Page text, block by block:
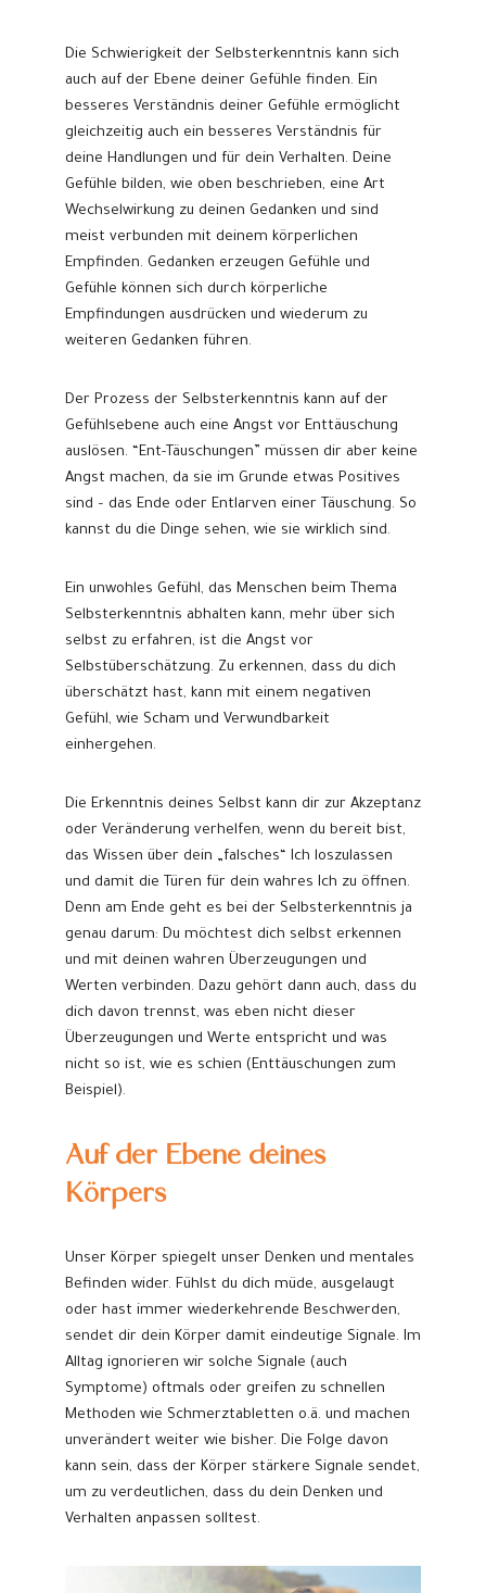
Die Schwierigkeit der Selbsterkenntnis kann sich
auch auf der Ebene deiner Gefühle finden. Ein
besseres Verständnis deiner Gefühle ermöglicht
gleichzeitig auch ein besseres Verständnis für
deine Handlungen und für dein Verhalten. Deine
Gefühle bilden, wie oben beschrieben, eine Art
Wechselwirkung zu deinen Gedanken und sind
meist verbunden mit deinem körperlichen
Empfinden. Gedanken erzeugen Gefühle und
Gefühle können sich durch körperliche
Empfindungen ausdrücken und wiederum zu
weiteren Gedanken führen.
Der Prozess der Selbsterkenntnis kann auf der
Gefühlsebene auch eine Angst vor Enttäuschung
auslösen. “Ent-Täuschungen” müssen dir aber keine
Angst machen, da sie im Grunde etwas Positives
sind – das Ende oder Entlarven einer Täuschung. So
kannst du die Dinge sehen, wie sie wirklich sind.
Ein unwohles Gefühl, das Menschen beim Thema
Selbsterkenntnis abhalten kann, mehr über sich
selbst zu erfahren, ist die Angst vor
Selbstüberschätzung. Zu erkennen, dass du dich
überschätzt hast, kann mit einem negativen
Gefühl, wie Scham und Verwundbarkeit
einhergehen.
Die Erkenntnis deines Selbst kann dir zur Akzeptanz
oder Veränderung verhelfen, wenn du bereit bist,
das Wissen über dein „falsches“ Ich loszulassen
und damit die Türen für dein wahres Ich zu öffnen.
Denn am Ende geht es bei der Selbsterkenntnis ja
genau darum: Du möchtest dich selbst erkennen
und mit deinen wahren Überzeugungen und
Werten verbinden. Dazu gehört dann auch, dass du
dich davon trennst, was eben nicht dieser
Überzeugungen und Werte entspricht und was
nicht so ist, wie es schien (Enttäuschungen zum
Beispiel).
Auf der Ebene deines
Körpers
Unser Körper spiegelt unser Denken und mentales
Befinden wider. Fühlst du dich müde, ausgelaugt
oder hast immer wiederkehrende Beschwerden,
sendet dir dein Körper damit eindeutige Signale. Im
Alltag ignorieren wir solche Signale (auch
Symptome) oftmals oder greifen zu schnellen
Methoden wie Schmerztabletten o.ä. und machen
unverändert weiter wie bisher. Die Folge davon
kann sein, dass der Körper stärkere Signale sendet,
um zu verdeutlichen, dass du dein Denken und
Verhalten anpassen solltest.